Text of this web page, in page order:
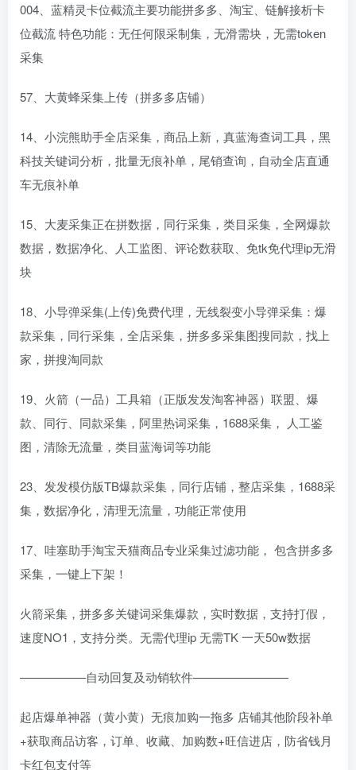
004、蓝精灵卡位截流主要功能拼多多、淘宝、链解接‬析卡
位截流 特色功能：无任何限采制‬集，无滑需‬块，无需token
采集
57、大黄蜂采集上传（拼多多店铺）
14、小浣熊助手全店采集，商品上新，真蓝海查词工具，黑
科技关键词分析，批量无痕补单，尾销查询，自动全店直通
车无痕补单
15、大麦采集正在拼数据，同行采集，类目采集，全网爆款
数据，数据净化、人工监图、评论数获取、免tk免代理ip无滑
块
18、小导弹采集(上传)免费代理，无线裂变小导弹采集：爆
款采集，同行采集，全店采集，拼多多采集图搜同款，找上
家，拼搜淘同款
19、火箭（一品）工具箱（正版发发淘客神器）联盟、爆
款、同行、同款采集，阿里热词采集，1688采集， 人工鉴
图，清除无流量，类目蓝海词等功能
23、发发模仿版TB爆款采集，同行店铺，整店采集，1688采
集，数据净化，清理无流量，功能正常使用
17、哇塞助手淘宝天猫商品专业采集过滤功能， 包含拼多多
采集，一键上下架！
火箭采集，拼多多关键词采集爆款，实时数据，支持打假，
速度NO1，支持分类。无需代理ip 无需TK 一天50w数据
—————–自动回复及动销软件————————
起店爆单神器（黄小黄）无痕加购一拖多 店铺其他阶段补单
+获取商品访客，订单、收藏、加购数+旺信进店，防省钱月
卡红包支付等